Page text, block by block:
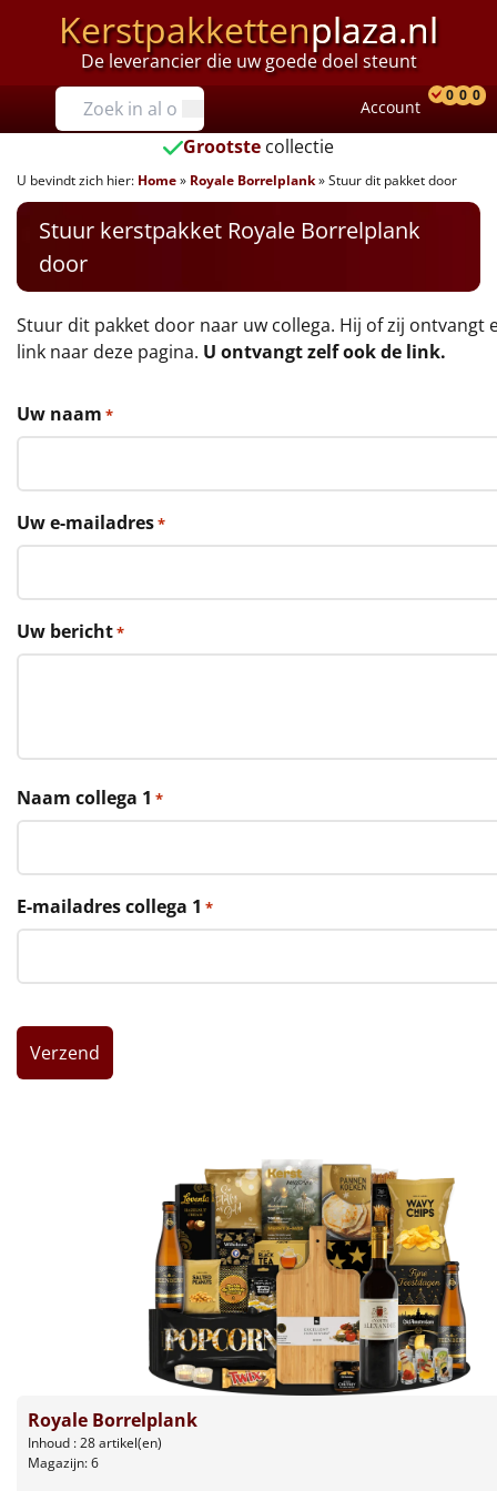
Kerstpakkettenplaza.nl
De leverancier die uw goede doel steunt
Prijzen
Tot €25
€25 tot €35
€35 tot €40
€40 tot €45
€45 tot €50
Thema
Rituals
Luxe
Mannen
Vrouwen
Duurzaam
Leuke
Goedkope
Wake up light
NIEUW
Account
0 0 0
Grootste collectie
U bevindt zich hier: Home» Royale Borrelplank»Stuur dit pakket door
Stuur kerstpakket Royale Borrelplank
door
Stuur dit pakket door naar uw collega. Hij of zij ontvangt
link naar deze pagina. U ontvangt zelf ook de link.
Uw naam *
Uw e-mailadres*
Uw bericht*
Naam collega 1 *
E-mailadres collega 1 *
Royale Borrelplank
Inhoud : 28 artikel(en)
Magazijn: 6